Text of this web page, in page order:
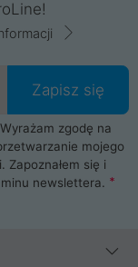
Zapisz się
zgodę na
mojego
Zapoznałem się i
newslettera.